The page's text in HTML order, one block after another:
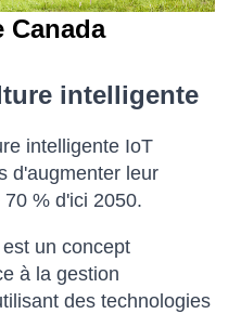
Canada
intelligente
intelligente IoT
d'augmenter leur
% d'ici 2050.
un concept
à la gestion
des technologies